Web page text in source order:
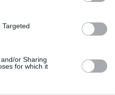
or Sharing
for which it
από το
της Μαρίας